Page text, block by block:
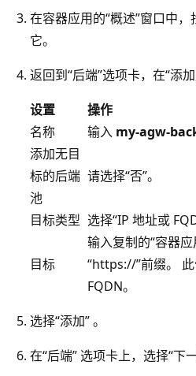
在容器应用的“概述”窗口中，
它。
返回到“后端”选项卡，在“添
设置
操作
名称
输入 my-agw-
添加无目
标的后端
池
请选择“否”。
目标类型 选择“IP 地址或
目标
输入复制的“容器
“https://”前缀。
FQDN。
选择“添加” 。
在“后端” 选项卡上，选择“下